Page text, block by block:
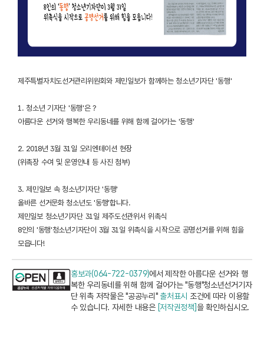
제주특별자치도선거관리위원회와 제민일보가 함께하는 청소년기자단 '동행'
1. 청소년 기자단 '동행'은 ?
아름다운 선거와 행복한 우리동네를 위해 함께 걸어가는 '동행'
2. 2018년 3월 31일 오리엔테이션 현장
(위촉장 수여 및 운영안내 등 사진 첨부)
3. 제민일보 속 청소년기자단 '동행'
올바른 선거문화 청소년도 '동행'합니다.
제민일보 청소년기자단 31일 제주도선관위서 위촉식
8인의 '동행'청소년기자단이 3월 31일 위촉식을 시작으로 공명선거를 위해 힘을
모읍니다!
홍보과(064-722-0379)에서 제작한 아름다운 선거와 행
복한 우리동네를 위해 함께 걸어가는 "동행"청소년선거기자
단 위촉 저작물은 "공공누리" 출처표시 조건에 따라 이용할
수 있습니다. 자세한 내용은 [저작권정책]을 확인하십시오.